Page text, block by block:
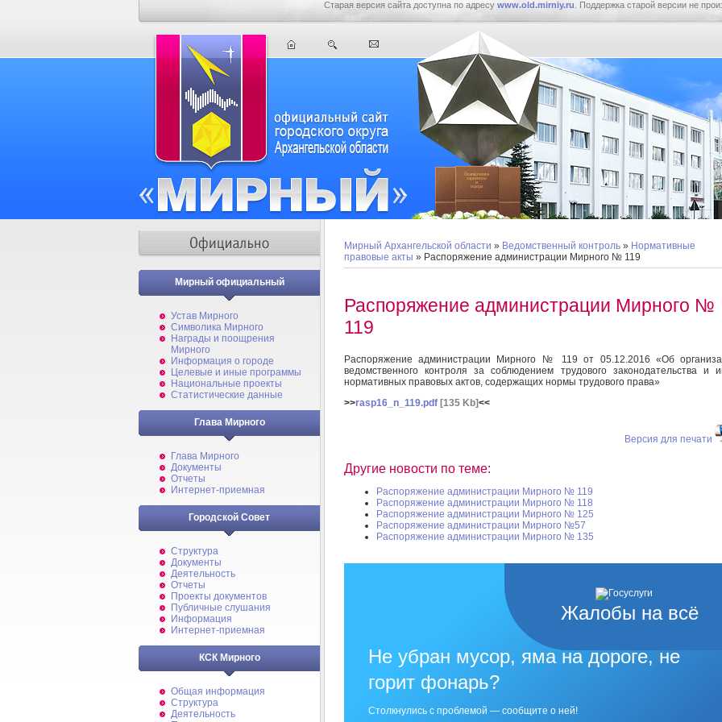
Старая версия сайта доступна по адресу www.old.mirniy.ru . Поддержка старой версии не
Мирный официальный
Устав Мирного
Символика Мирного
Награды и поощрения
Мирного
Информация о городе
Целевые и иные программы
Национальные проекты
Статистические данные
Глава Мирного
Глава Мирного
Документы
Отчеты
Интернет-приемная
Городской Совет
Структура
Документы
Деятельность
Отчеты
Проекты документов
Публичные слушания
Информация
Интернет-приемная
КСК Мирного
Общая информация
Структура
Деятельность
Мирный Архангельской области » Ведомственный контроль » Нормативные
правовые акты » Распоряжение администрации Мирного № 119
Распоряжение администрации Мирного №
119
Распоряжение администрации Мирного № 119 от 05.12.2016 «Об
ведомственного контроля за соблюдением трудового законодательства и
нормативных правовых актов, содержащих нормы трудового права»
>>rasp16_n_119.pdf [135 Kb]<<
Версия для печати
Другие новости по теме:
Распоряжение администрации Мирного № 119
Распоряжение администрации Мирного № 118
Распоряжение администрации Мирного № 125
Распоряжение администрации Мирного №57
Распоряжение администрации Мирного № 135
Жалобы на всё
Не убран мусор, яма на дороге, не
горит фонарь?
Столкнулись с проблемой — сообщите о ней!